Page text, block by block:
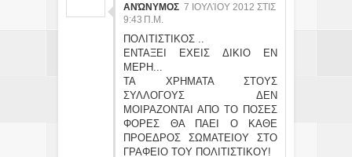
ΑΝΏΝΥΜΟΣ 7 ΙΟΥΛΊΟΥ 2012 ΣΤΙΣ
9:43 Π.Μ.
ΠΟΛΙΤΙΣΤΙΚΟΣ ..
ΕΝΤΑΞΕΙ ΕΧΕΙΣ ΔΙΚΙΟ ΕΝ
ΜΕΡΗ...
ΤΑ ΧΡΗΜΑΤΑ ΣΤΟΥΣ
ΣΥΛΛΟΓΟΥΣ ΔΕΝ
ΜΟΙΡΑΖΟΝΤΑΙ ΑΠΟ ΤΟ ΠΟΣΕΣ
ΦΟΡΕΣ ΘΑ ΠΑΕΙ Ο ΚΑΘΕ
ΠΡΟΕΔΡΟΣ ΣΩΜΑΤΕΙΟΥ ΣΤΟ
ΓΡΑΦΕΙΟ ΤΟΥ ΠΟΛΙΤΙΣΤΙΚΟΥ!